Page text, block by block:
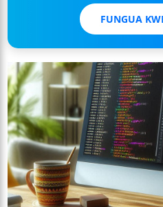
FUNGUA